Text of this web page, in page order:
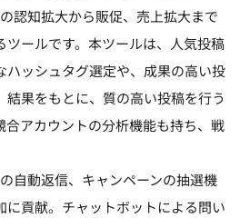
認知拡大から販促、売上拡大まで
ツールです。本ツールは、人気投稿
ハッシュタグ選定や、成果の高い投
果をもとに、質の高い投稿を行う
合アカウントの分析機能も持ち、戦
自動返信、キャンペーンの抽選機
貢献。チャットボットによる問い